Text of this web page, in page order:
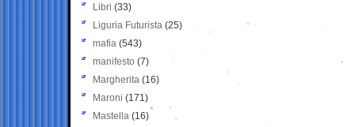
Libri (33)
Liguria Futurista (25)
mafia (543)
manifesto (7)
Margherita (16)
Maroni (171)
Mastella (16)